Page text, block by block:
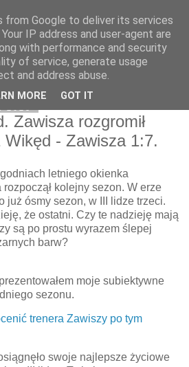
Zawisza rozgromił
- Zawisza 1:7.
letniego okienka
kolejny sezon. W erze
już ósmy sezon, w III lidze trzeci.
że ostatni. Czy te nadzieję mają
są po prostu wyrazem ślepej
barw?
moje subiektywne
sezonu.
trenera Zawiszy po tym
swoje najlepsze życiowe
from Google to deliver its services
IP address and user-agent are
with performance and security
of service, generate usage
and address abuse.
MORE GOT IT